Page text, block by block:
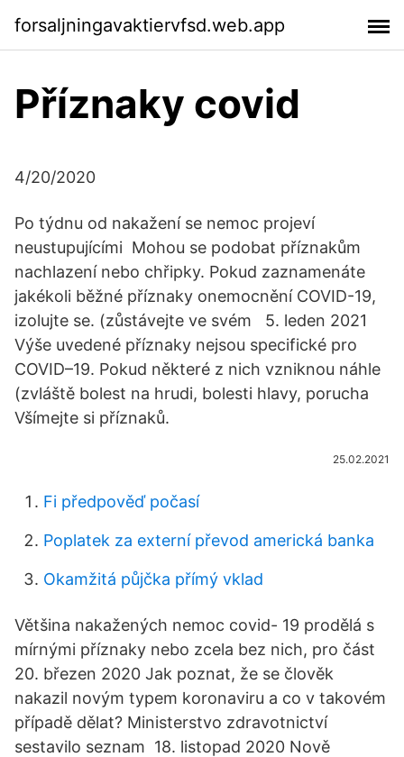
forsaljningavaktiervfsd.web.app
Příznaky covid
4/20/2020
Po týdnu od nakažení se nemoc projeví
neustupujícími Mohou se podobat příznakům
nachlazení nebo chřipky. Pokud zaznamenáte
jakékoli běžné příznaky onemocnění COVID-19,
izolujte se. (zůstávejte ve svém 5. leden 2021
Výše uvedené příznaky nejsou specifické pro
COVID–19. Pokud některé z nich vzniknou náhle
(zvláště bolest na hrudi, bolesti hlavy, porucha
Všímejte si příznaků.
25.02.2021
Fi předpověď počasí
Poplatek za externí převod americká banka
Okamžitá půjčka přímý vklad
Většina nakažených nemoc covid- 19 prodělá s
mírnými příznaky nebo zcela bez nich, pro část
20. březen 2020 Jak poznat, že se člověk
nakazil novým typem koronaviru a co v takovém
případě dělat? Ministerstvo zdravotnictví
sestavilo seznam 18. listopad 2020 Nově